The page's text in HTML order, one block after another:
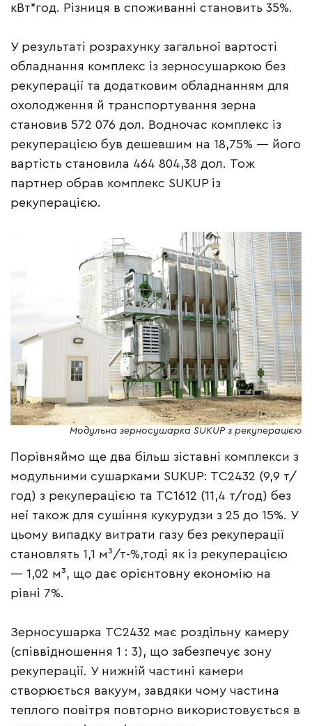
кВт*год. Різниця в споживанні становить 35%.
У результаті розрахунку загальної вартості
обладнання комплекс із зерносушаркою без
рекуперації та додатковим обладнанням для
охолодження й транспортування зерна
становив 572 076 дол. Водночас комплекс із
рекуперацією був дешевшим на 18,75% — його
вартість становила 464 804,38 дол. Тож
партнер обрав комплекс SUKUP із
рекуперацією.
Модульна зерносушарка SUKUP з рекуперацією
Порівняймо ще два більш зіставні комплекси з
модульними сушарками SUKUP: TC2432 (9,9 т/
год) з рекуперацією та TC1612 (11,4 т/год) без
неї також для сушіння кукурудзи з 25 до 15%. У
цьому випадку витрати газу без рекуперації
становлять 1,1 м³/т-%,тоді як із рекуперацією
— 1,02 м³, що дає орієнтовну економію на
рівні 7%.
Зерносушарка TC2432 має роздільну камеру
(співвідношення 1 : 3), що забезпечує зону
рекуперації. У нижній частині камери
створюється вакуум, завдяки чому частина
теплого повітря повторно використовується в